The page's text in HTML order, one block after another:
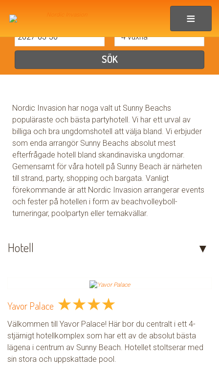
SUNNY BEACH
Nordic Invasion har noga valt ut Sunny Beachs
populäraste och bästa partyhotell. Vi har ett urval av
billiga och bra ungdomshotell att välja bland. Vi erbjuder
som enda arrangör Sunny Beachs absolut mest
efterfrågade hotell bland skandinaviska ungdomar.
Gemensamt för våra hotell på Sunny Beach är närheten
till strand, party, shopping och bargata. Vanligt
förekommande är att Nordic Invasion arrangerar events
och fester på hotellen i form av beachvolleyboll-
turneringar, poolpartyn eller temakvällar.
Hotell
Yavor Palace ★★★★
Välkommen till Yavor Palace! Här bor du centralt i ett 4-
stjärnigt hotellkomplex som har ett av de absolut bästa
lägena i centrum av Sunny Beach. Hotellet stoltserar med
sin stora och uppskattade pool.